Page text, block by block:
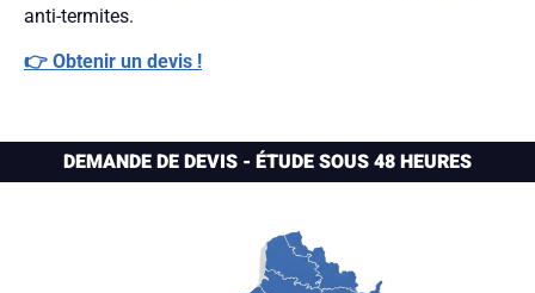
anti-termites.
👉 Obtenir un devis !
DEMANDE DE DEVIS - ÉTUDE SOUS 48 HEURES